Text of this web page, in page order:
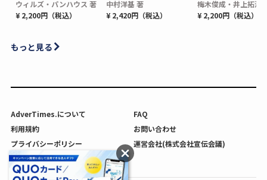
ウィルズ・パンハウス 著
¥ 2,200円（税込）
中村洋基 著
¥ 2,420円（税込）
梅木俊成・井上拓海
¥ 2,200円（税込）
もっと見る
AdverTimes.について
FAQ
利用規約
お問い合わせ
プライバシーポリシー
運営会社(株式会社宣伝会議)
利用者情報の外部送信について